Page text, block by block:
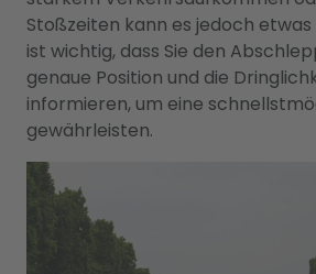
Stoßzeiten kann es jedoch etwas
ist wichtig, dass Sie den
genaue Position und die
informieren, um eine
gewährleisten.